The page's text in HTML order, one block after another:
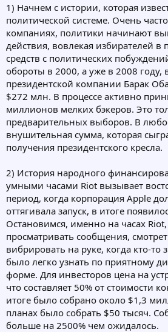
1) Начнем с истории, которая
политической системе. Очень
компаниях, политики начинают
действия, вовлекая избирателей в
средств с политических
обороты в 2000, а уже в 2008 году,
президентской компании Барак
$272 млн. В процессе активно
миллионов мелких бэкеров. Это
предварительных выборов. В
внушительная сумма, которая
получения президентского кресла.
2) История народного
умными часами Riot вызывает
период, когда корпорация Apple
оттягивала запуск, в итоге
Остановимся, именно на часах
просматривать сообщения,
вибрировать на руке, когда кто-
было легко узнать по приятному
форме. Для инвесторов цена на
что составляет 50% от стоимости
итоге было собрано около $1,3
планах было собрать $50 тысяч.
больше на 2500% чем ожидалось.